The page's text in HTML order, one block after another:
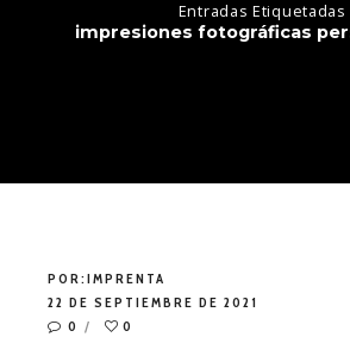
Entradas Etiquetadas
impresiones fotográficas
POR:IMPRENTA
22 DE SEPTIEMBRE DE 2021
0
0